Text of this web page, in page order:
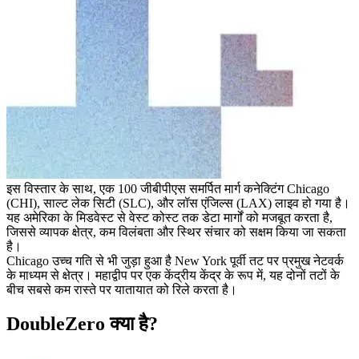
इस विस्तार के साथ, एक 100 जीबीपीएस समर्पित मार्ग कनेक्टिंग Chicago
(CHI), साल्ट लेक सिटी (SLC), और लॉस एंजिल्स (LAX) लाइव हो गया है।
यह अमेरिका के मिडवेस्ट से वेस्ट कोस्ट तक डेटा मार्गों को मजबूत करता है,
जिससे व्यापक क्षेत्र, कम विलंबता और स्थिर संचार को सक्षम किया जा सकता
है।
Chicago उच्च गति से भी जुड़ा हुआ है New York पूर्वी तट पर प्रमुख नेटवर्क
के माध्यम से क्षेत्र। महाद्वीप पर एक केंद्रीय केंद्र के रूप में, यह दोनों तटों के
बीच सबसे कम रास्ते पर यातायात को रिले करता है।
DoubleZero क्या है?